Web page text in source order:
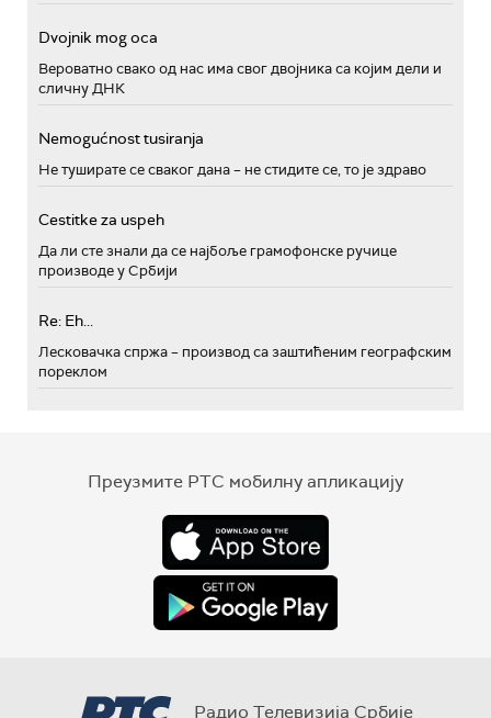
Dvojnik mog oca
Вероватно свако од нас има свог двојника са којим дели и
сличну ДНК
Nemogućnost tusiranja
Не туширате се сваког дана – не стидите се, то је здраво
Cestitke za uspeh
Да ли сте знали да се најбоље грамофонске ручице
производе у Србији
Re: Eh...
Лесковачка спржа – производ са заштићеним географским
пореклом
Преузмите РТС мобилну апликацију
Радио Телевизија Србије